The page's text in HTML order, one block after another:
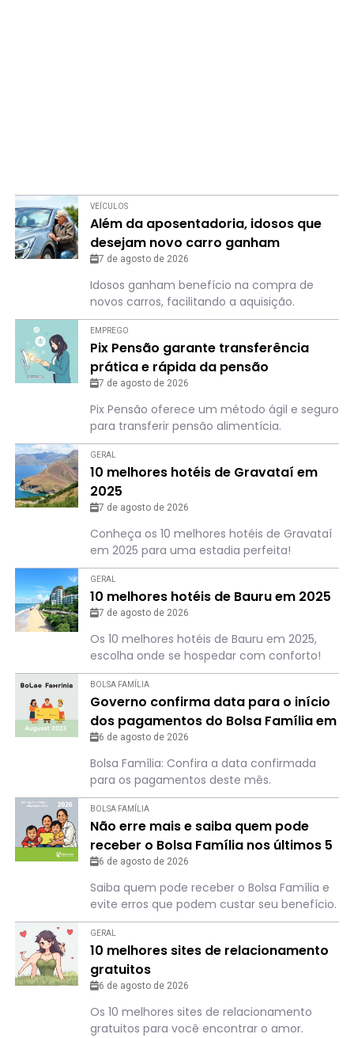
VEÍCULOS
Além da aposentadoria, idosos que
desejam novo carro ganham
“benefício”
7 de agosto de 2026
Idosos ganham benefício na compra de
novos carros, facilitando a aquisição.
EMPREGO
Pix Pensão garante transferência
prática e rápida da pensão
alimentícia; saiba como
7 de agosto de 2026
Pix Pensão oferece um método ágil e seguro
para transferir pensão alimentícia.
GERAL
10 melhores hotéis de Gravataí em
2025
7 de agosto de 2026
Conheça os 10 melhores hotéis de Gravataí
em 2025 para uma estadia perfeita!
GERAL
10 melhores hotéis de Bauru em 2025
7 de agosto de 2026
Os 10 melhores hotéis de Bauru em 2025,
escolha onde se hospedar com conforto!
BOLSA FAMÍLIA
Governo confirma data para o início
dos pagamentos do Bolsa Família em
agosto
6 de agosto de 2026
Bolsa Família: Confira a data confirmada
para os pagamentos deste mês.
BOLSA FAMÍLIA
Não erre mais e saiba quem pode
receber o Bolsa Família nos últimos 5
meses de 2026
6 de agosto de 2026
Saiba quem pode receber o Bolsa Família e
evite erros que podem custar seu benefício.
GERAL
10 melhores sites de relacionamento
gratuitos
6 de agosto de 2026
Os 10 melhores sites de relacionamento
gratuitos para você encontrar o amor.